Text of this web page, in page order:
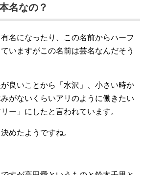
名なの？
名になったり、この名前からハーフ
いますがこの名前は芸名なんだそう
が良いことから「水沢」、小さい時か
がないくらいアリのように働きたい
ー」にしたと言われています。
めたようですね。